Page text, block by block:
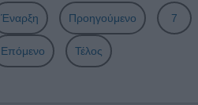
Έναρξη Προηγούμενο 7
Επόμενο Τέλος